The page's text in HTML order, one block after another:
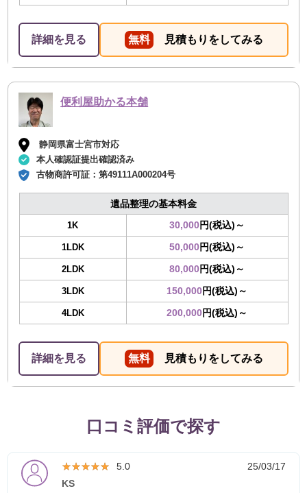
詳細を見る 無料 見積もりをしてみる
便利屋助かる本舗
静岡県富士宮市対応
本人確認証提出確認済み
古物商許可証：第49111A000204号
遺品整理の基本料金
1K 30,000円(税込)～
1LDK 50,000円(税込)～
2LDK 80,000円(税込)～
3LDK 150,000円(税込)～
4LDK 200,000円(税込)～
詳細を見る 無料 見積もりをしてみる
口コミ評価で探す
★★★★★
★★★★★ 5.0
25/03/17
KS